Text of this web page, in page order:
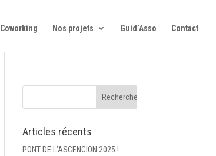
Coworking Nos projets Guid’Asso Contact
Articles récents
PONT DE L’ASCENCION 2025 !